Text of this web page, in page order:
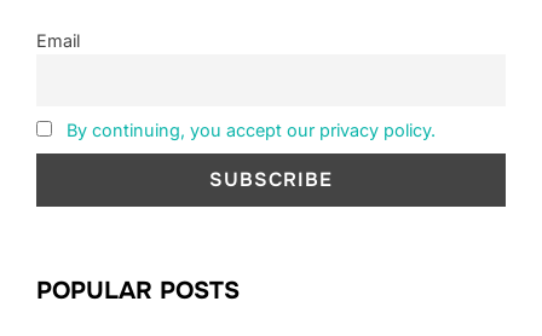
Email
By continuing, you accept our privacy policy.
POPULAR POSTS